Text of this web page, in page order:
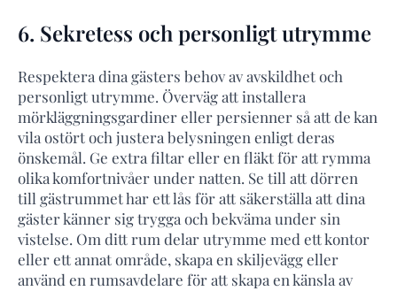
6. Sekretess och personligt utrymme
Respektera dina gästers behov av avskildhet och
personligt utrymme. Överväg att installera
mörkläggningsgardiner eller persienner så att de kan
vila ostört och justera belysningen enligt deras
önskemål. Ge extra filtar eller en fläkt för att rymma
olika komfortnivåer under natten. Se till att dörren
till gästrummet har ett lås för att säkerställa att dina
gäster känner sig trygga och bekväma under sin
vistelse. Om ditt rum delar utrymme med ett kontor
eller ett annat område, skapa en skiljevägg eller
använd en rumsavdelare för att skapa en känsla av